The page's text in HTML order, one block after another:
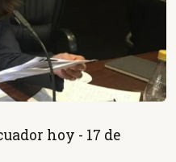
hoy - 17 de